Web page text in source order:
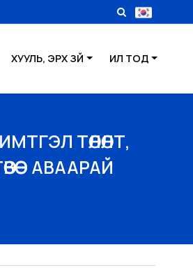
ХУУЛЬ, ЭРХ ЗҮЙ ИЛ ТОД
ТӨЛӨЛТ,
АВААРАЙ